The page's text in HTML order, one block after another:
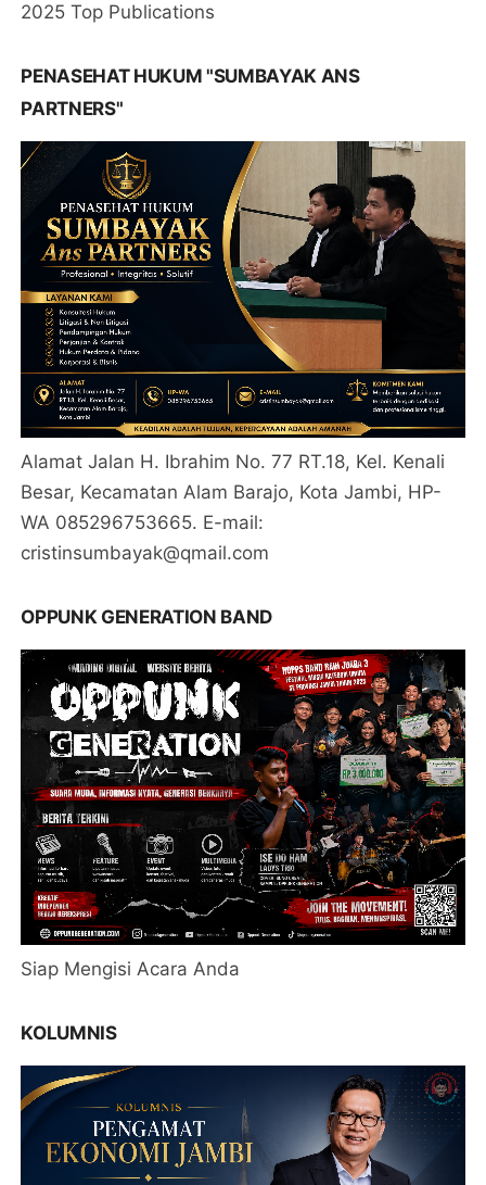
2025 Top Publications
PENASEHAT HUKUM "SUMBAYAK ANS
PARTNERS"
Alamat Jalan H. Ibrahim No. 77 RT.18, Kel. Kenali
Besar, Kecamatan Alam Barajo, Kota Jambi, HP-
WA 085296753665. E-mail:
cristinsumbayak@qmail.com
OPPUNK GENERATION BAND
Siap Mengisi Acara Anda
KOLUMNIS